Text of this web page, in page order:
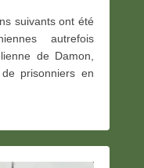
suivants ont été
autrefois
de Damon,
prisonniers en